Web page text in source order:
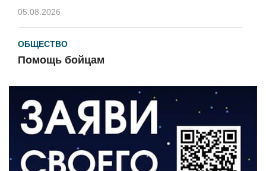
05.08.2026
ОБЩЕСТВО
Помощь бойцам
ВЛАСТЬ
«Второй старт» для ветеранов СВО